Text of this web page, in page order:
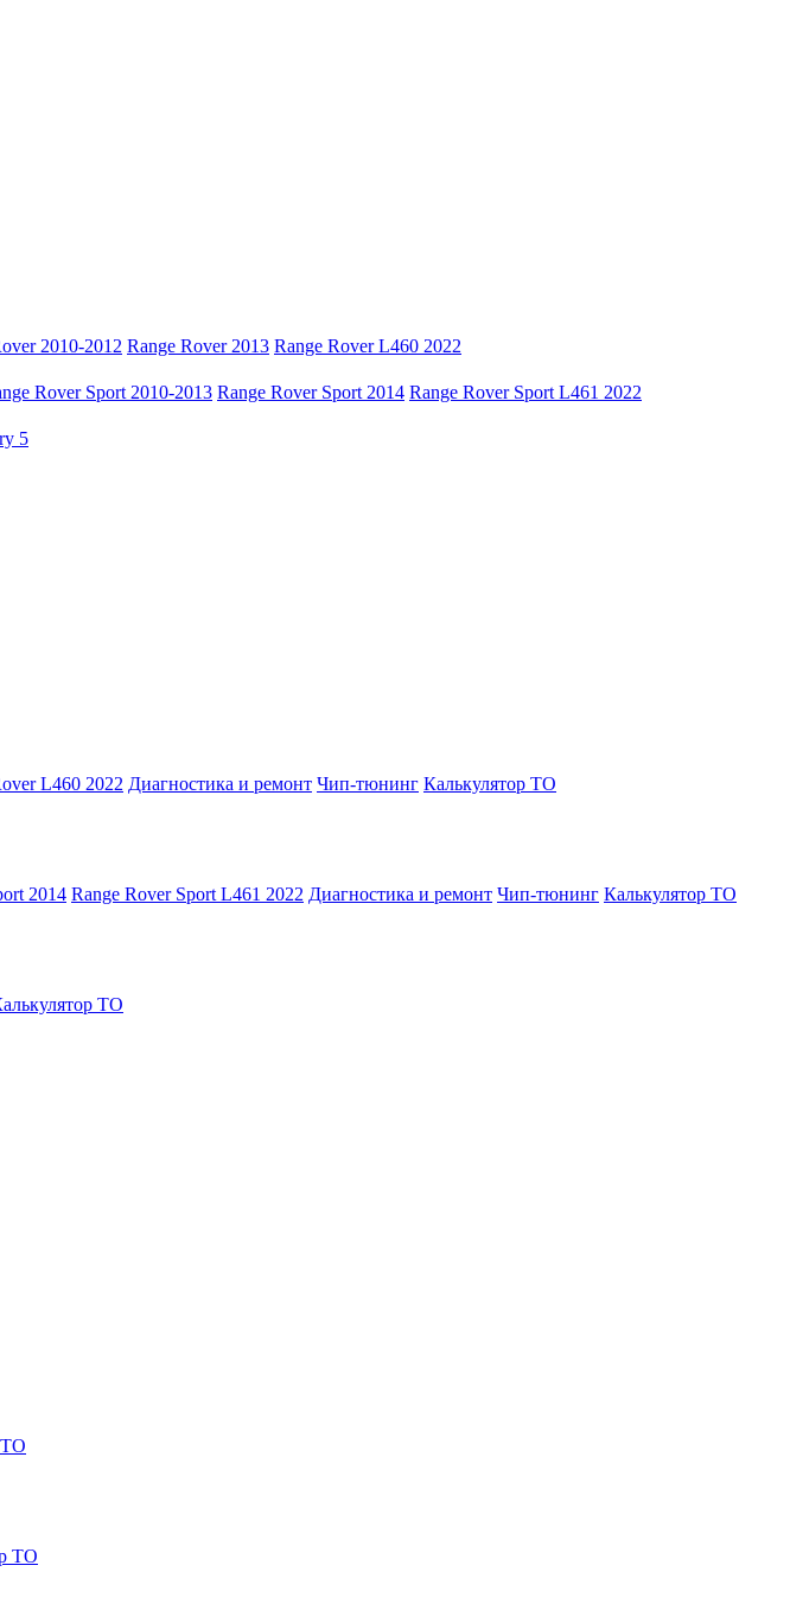
2010-2012 Range Rover 2013 Range Rover L460 2022
Rover Sport 2010-2013 Range Rover Sport 2014 Range Rover Sport L461 2022
5
L460 2022 Диагностика и ремонт Чип-тюнинг Калькулятор ТО
2014 Range Rover Sport L461 2022 Диагностика и ремонт Чип-тюнинг Калькулятор ТО
ТО
ТО
ТО